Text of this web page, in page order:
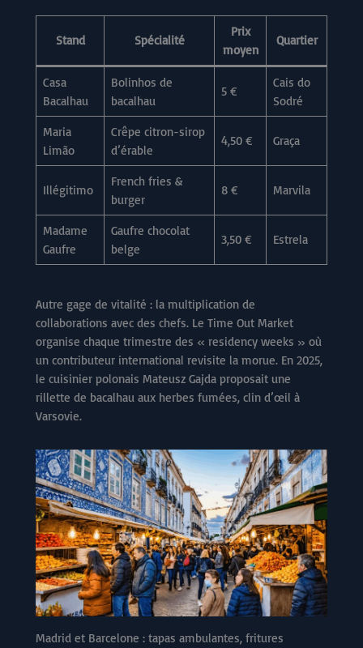
Stand Spécialité
Prix
moyen
Quartier
Casa
Bacalhau
Bolinhos de
bacalhau
5 €
Cais do
Sodré
Maria
Limão
Crêpe citron-sirop
d’érable
4,50 € Graça
Illégitimo
French fries &
burger
8 € Marvila
Madame
Gaufre
Gaufre chocolat
belge
3,50 € Estrela
Autre gage de vitalité : la multiplication de
collaborations avec des chefs. Le Time Out Market
organise chaque trimestre des « residency weeks » où
un contributeur international revisite la morue. En 2025,
le cuisinier polonais Mateusz Gajda proposait une
rillette de bacalhau aux herbes fumées, clin d’œil à
Varsovie.
Madrid et Barcelone : tapas ambulantes, fritures